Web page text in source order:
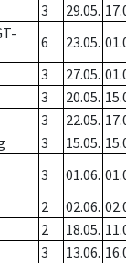
3 29.05.
6 23.05.
3 27.05.
3 20.05.
3 22.05.
3 15.05.
3 01.06.
2 02.06.
2 18.05.
3 13.06.